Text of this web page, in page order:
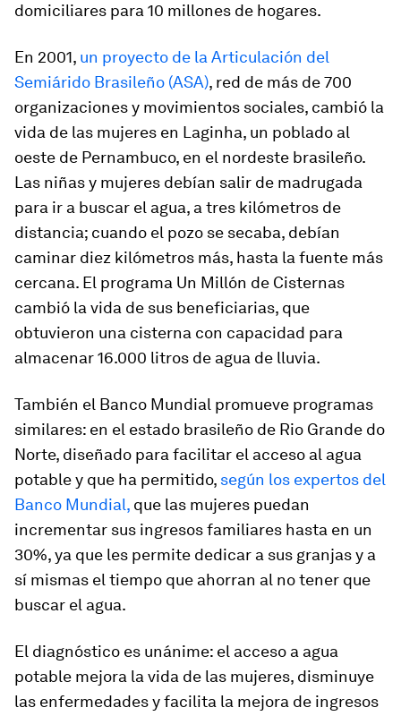
domiciliares para 10 millones de hogares.
En 2001, un proyecto de la Articulación del
Semiárido Brasileño (ASA), red de más de 700
organizaciones y movimientos sociales, cambió la
vida de las mujeres en Laginha, un poblado al
oeste de Pernambuco, en el nordeste brasileño.
Las niñas y mujeres debían salir de madrugada
para ir a buscar el agua, a tres kilómetros de
distancia; cuando el pozo se secaba, debían
caminar diez kilómetros más, hasta la fuente más
cercana. El programa Un Millón de Cisternas
cambió la vida de sus beneficiarias, que
obtuvieron una cisterna con capacidad para
almacenar 16.000 litros de agua de lluvia.
También el Banco Mundial promueve programas
similares: en el estado brasileño de Rio Grande do
Norte, diseñado para facilitar el acceso al agua
potable y que ha permitido, según los expertos del
Banco Mundial, que las mujeres puedan
incrementar sus ingresos familiares hasta en un
30%, ya que les permite dedicar a sus granjas y a
sí mismas el tiempo que ahorran al no tener que
buscar el agua.
El diagnóstico es unánime: el acceso a agua
potable mejora la vida de las mujeres, disminuye
las enfermedades y facilita la mejora de ingresos